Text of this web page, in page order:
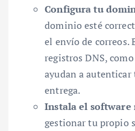
Configura tu
dominio esté
el envío de correos.
registros DNS,
ayudan a
entrega.
Instala el software
gestionar tu propio